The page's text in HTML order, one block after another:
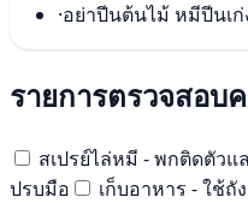
·อย่าปีนต้นไม้ หมีปีนเ
รายการตรวจสอบ
สเปรย์ไล่หมี - พกติดตัวแ
ปรบมือ
เก็บอาหาร - ใช้